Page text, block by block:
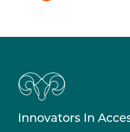
Innovators In